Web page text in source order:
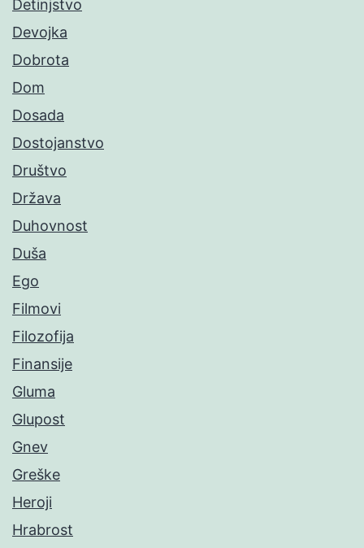
Detinjstvo
Devojka
Dobrota
Dom
Dosada
Dostojanstvo
Društvo
Država
Duhovnost
Duša
Ego
Filmovi
Filozofija
Finansije
Gluma
Glupost
Gnev
Greške
Heroji
Hrabrost